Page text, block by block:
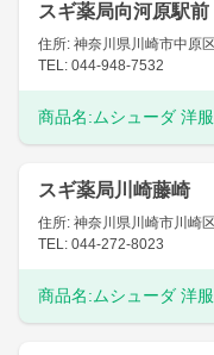
スギ薬局向河原駅前
住所: 神奈川県川崎市中原
TEL: 044-948-7532
商品名: ムシューダ 洋
スギ薬局川崎藤崎
住所: 神奈川県川崎市川崎
TEL: 044-272-8023
商品名: ムシューダ 洋